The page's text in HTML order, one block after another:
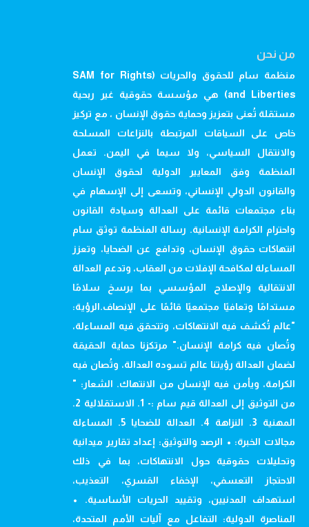
من نحن
منظمة سام للحقوق والحريات (SAM for Rights
and Liberties) هي مؤسسة حقوقية غير ربحية
مستقلة تُعنى بتعزيز وحماية حقوق الإنسان ، مع تركيز
خاص على السياقات المرتبطة بالنزاعات المسلحة
والانتقال السياسي، ولا سيما في اليمن. تعمل
المنظمة وفق المعايير الدولية لحقوق الإنسان
والقانون الدولي الإنساني، وتسعى إلى الإسهام في
بناء مجتمعات قائمة على العدالة وسيادة القانون
واحترام الكرامة الإنسانية. رسالة المنظمة توثق سام
انتهاكات حقوق الإنسان، وتدافع عن الضحايا، وتعزز
المساءلة لمكافحة الإفلات من العقاب، وتدعم العدالة
الانتقالية والإصلاح المؤسسي بما يرسخ سلامًا
مستدامًا وتعافيًا مجتمعيًا قائمًا على الإنصاف.الرؤية:
"عالم تُكشف فيه الانتهاكات، وتتحقق فيه المساءلة،
وتُصان فيه كرامة الإنسان." مرتكزنا حماية الحقيقة
لضمان العدالة رؤيتنا عالم تسوده العدالة، وتُصان فيه
الكرامة، ويأمن فيه الإنسان من الانتهاك. الشعار: "
من التوثيق إلى العدالة قيم سام :- 1. الاستقلالية 2.
المهنية 3. النزاهة 4. العدالة للضحايا 5. المساءلة
مجالات الخبرة: • الرصد والتوثيق: إعداد تقارير ميدانية
وتحليلات حقوقية حول الانتهاكات، بما في ذلك
الاحتجاز التعسفي، الإخفاء القسري، التعذيب،
استهداف المدنيين، وتقييد الحريات الأساسية. •
المناصرة الدولية: التفاعل مع آليات الأمم المتحدة،